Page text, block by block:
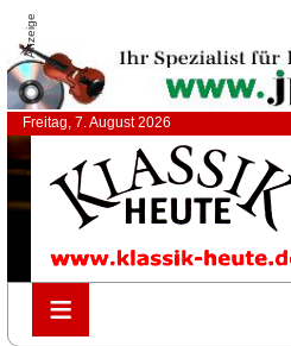
Anzeige
Freitag, 7. August 2026
≡
≡